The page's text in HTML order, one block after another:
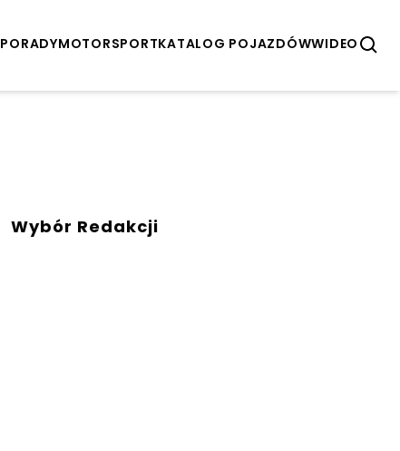
PORADYMOTORSPORTKATALOG POJAZDÓWWIDEO
Wybór Redakcji